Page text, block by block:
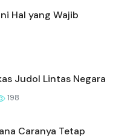
Hal yang Wajib
Judol Lintas Negara
198
Caranya Tetap